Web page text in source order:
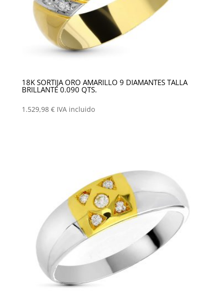
18K SORTIJA ORO AMARILLO 9 DIAMANTES TALLA
BRILLANTE 0.090 QTS.
1.529,98 € IVA incluido